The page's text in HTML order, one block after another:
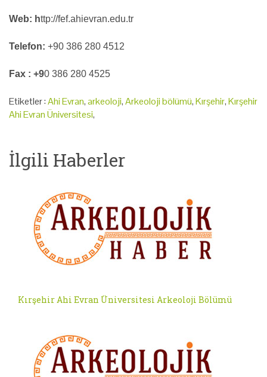
Web: http://fef.ahievran.edu.tr
Telefon: +90 386 280 4512
Fax : +90 386 280 4525
Etiketler :Ahi Evran,arkeoloji,Arkeoloji bölümü,Kırşehir,Kırşehir
Ahi Evran Üniversitesi,
İlgili Haberler
Kırşehir Ahi Evran Üniversitesi Arkeoloji Bölümü